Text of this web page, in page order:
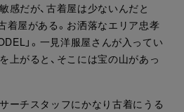
感だが、古着屋は少ないんだと
着屋がある。お洒落なエリア忠孝
」。一見洋服屋さんが入ってい
上がると、そこには宝の山があっ
ーチスタッフにかなり古着にうる